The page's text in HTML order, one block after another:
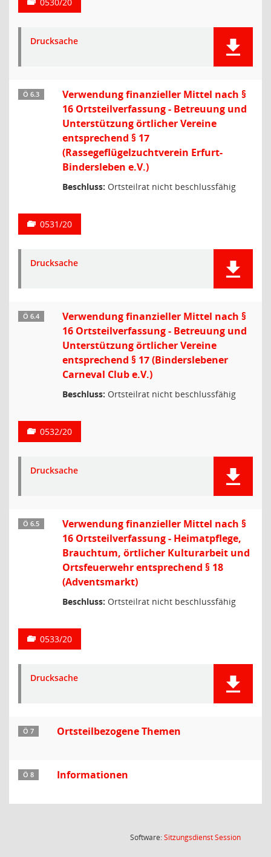
Drucksache
Ö 6.3
Verwendung finanzieller Mittel nach §
16 Ortsteilverfassung - Betreuung und
Unterstützung örtlicher Vereine
entsprechend § 17
(Rassegeflügelzuchtverein Erfurt-
Bindersleben e.V.)
Beschluss: Ortsteilrat nicht beschlussfähig
0531/20
Drucksache
Ö 6.4
Verwendung finanzieller Mittel nach §
16 Ortsteilverfassung - Betreuung und
Unterstützung örtlicher Vereine
entsprechend § 17 (Binderslebener
Carneval Club e.V.)
Beschluss: Ortsteilrat nicht beschlussfähig
0532/20
Drucksache
Ö 6.5
Verwendung finanzieller Mittel nach §
16 Ortsteilverfassung - Heimatpflege,
Brauchtum, örtlicher Kulturarbeit und
Ortsfeuerwehr entsprechend § 18
(Adventsmarkt)
Beschluss: Ortsteilrat nicht beschlussfähig
0533/20
Drucksache
Ö 7 Ortsteilbezogene Themen
Ö 8 Informationen
Software:SitzungsdienstSession(Wird in